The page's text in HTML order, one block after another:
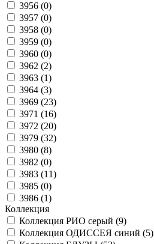
3956 (0)
3957 (0)
3958 (0)
3959 (0)
3960 (0)
3962 (2)
3963 (1)
3964 (3)
3969 (23)
3971 (16)
3972 (20)
3979 (32)
3980 (8)
3982 (0)
3983 (11)
3985 (0)
3986 (1)
Коллекция
Коллекция РИО серый (9)
Коллекция ОДИССЕЯ синий (5)